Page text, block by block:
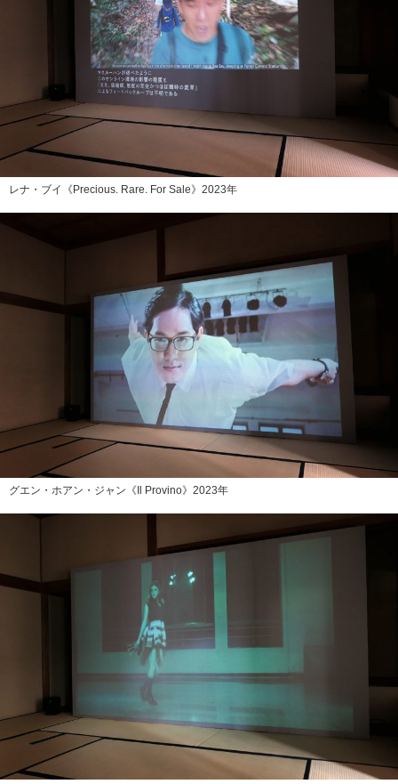
レナ・ブイ《Precious. Rare. For Sale》2023年
グエン・ホアン・ジャン《Il Provino》2023年